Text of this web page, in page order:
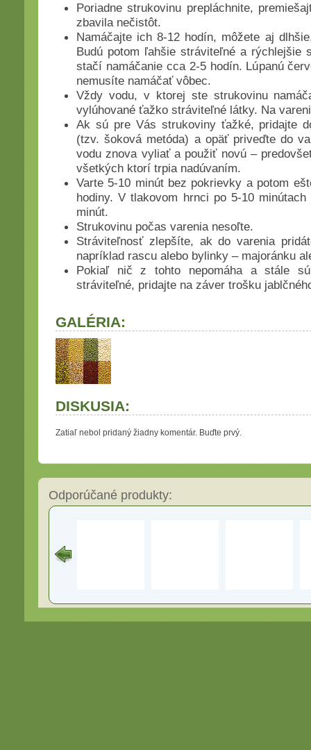
Poriadne strukovinu prepláchnite,
zbavila nečistôt.
Namáčajte ich 8-12 hodín, môžete aj
Budú potom ľahšie stráviteľné a rýchlejšie
stačí namáčanie cca 2-5 hodín. Lúpanú
nemusíte namáčať vôbec.
Vždy vodu, v ktorej ste strukovinu
vylúhované ťažko stráviteľné látky. Na
Ak sú pre Vás strukoviny ťažké, pridajte
(tzv. šoková metóda) a opäť priveďte do
vodu znova vyliať a použiť novú –
všetkých ktorí trpia nadúvaním.
Varte 5-10 minút bez pokrievky a potom
hodiny. V tlakovom hrnci po 5-10
minút.
Strukovinu počas varenia nesoľte.
Stráviteľnosť zlepšíte, ak do varenia
napríklad rascu alebo bylinky – majoránku
Pokiaľ nič z tohto nepomáha a stále
stráviteľné, pridajte na záver trošku
GALÉRIA:
DISKUSIA:
Zatiaľ nebol pridaný žiadny komentár. Buďte prvý.
Odporúčané produkty: